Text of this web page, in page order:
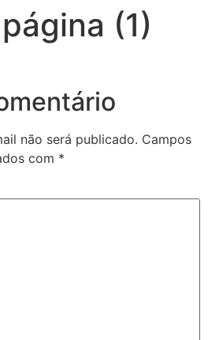
(1)
não será publicado. Campos
com *